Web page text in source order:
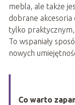
mebla, ale także
dobrane akcesoria
tylko
To wspaniały
nowych
Co warto